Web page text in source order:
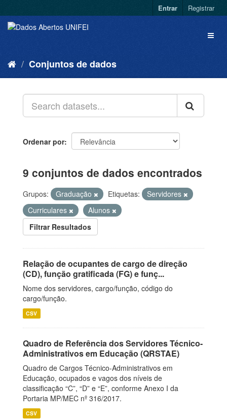
Entrar Registrar
Conjuntos de dados
Ordenar por
9 conjuntos de dados encontrados
Grupos: Graduação Etiquetas:
Servidores
Curriculares
Alunos
Filtrar Resultados
Relação de ocupantes de cargo de direção
(CD), função gratificada (FG) e funç...
Nome dos servidores, cargo/função, código do
cargo/função.
CSV
Quadro de Referência dos Servidores Técnico-
Administrativos em Educação (QRSTAE)
Quadro de Cargos Técnico-Administrativos em
Educação, ocupados e vagos dos níveis de
classificação “C”, “D” e “E”, conforme Anexo I da
Portaria MP/MEC nº 316/2017.
CSV